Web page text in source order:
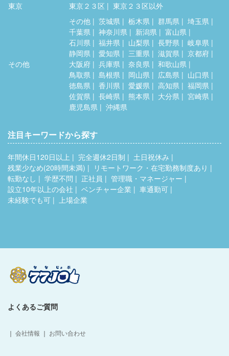
東京
東京２３区 東京２３区以外
その他
その他 茨城県 栃木県 群馬県
埼玉県
千葉県
神奈川県 新潟県
富山県
石川県
福井県 山梨県 長野県
岐阜県
静岡県
愛知県 三重県 滋賀県
京都府
大阪府
兵庫県 奈良県
和歌山県
鳥取県
島根県 岡山県 広島県
山口県
徳島県
香川県 愛媛県 高知県
福岡県
佐賀県
長崎県 熊本県 大分県
宮崎県
鹿児島県
沖縄県
注目キーワードから探す
年間休日120日以上 完全週休2日制
土日祝休み
残業少なめ(20時間未満)
リモートワーク・在宅勤務制度あり
転勤なし
学歴不問 正社員
管理職・マネージャー
設立10年以上の会社
ベンチャー企業
車通勤可
未経験でも可
上場企業
よくあるご質問
｜ 会社情報 ｜ お問い合わせ